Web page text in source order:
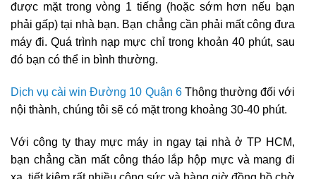
được mặt trong vòng 1 tiếng (hoặc sớm hơn nếu bạn
phải gấp) tại nhà bạn. Bạn chẳng cần phải mất công đưa
máy đi. Quá trình nạp mực chỉ trong khoản 40 phút, sau
đó bạn có thể in bình thường.
Dịch vụ cài win Đường 10 Quận 6Thông thường đối với
nội thành, chúng tôi sẽ có mặt trong khoảng 30-40 phút.
Với công ty thay mực máy in ngay tại nhà ở TP HCM,
bạn chẳng cần mất công tháo lắp hộp mực và mang đi